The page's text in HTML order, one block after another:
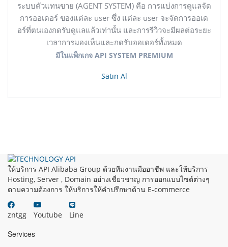
ระบบตัวแทนขาย (AGENT SYSTEM) คือ การแบ่งการดูแลจัด
การออเดอร์ ของแต่ละ user ซึ่ง แต่ละ user จะจัดการออเด
อร์ที่ตนเองกดรับดูแลแล้วเท่านั้น และการรีวิวจะมีผลต่อระยะ
เวลาการมองเห็นและกดรับออเดอร์ทั้งหมด
มีในแพ็กเกจ API SYSTEM PREMIUM
Satın Al
ให้บริการ API Alibaba Group ด้วยทีมงานมืออาชีพ และให้บริการ
Hosting, Server , Domain อย่างเชี่ยวชาญ การออกแบบไซต์ต่างๆ
ตามความต้องการ ให้บริการให้คำปรึกษาด้าน E-commerce
zntgg Youtube Line
Services